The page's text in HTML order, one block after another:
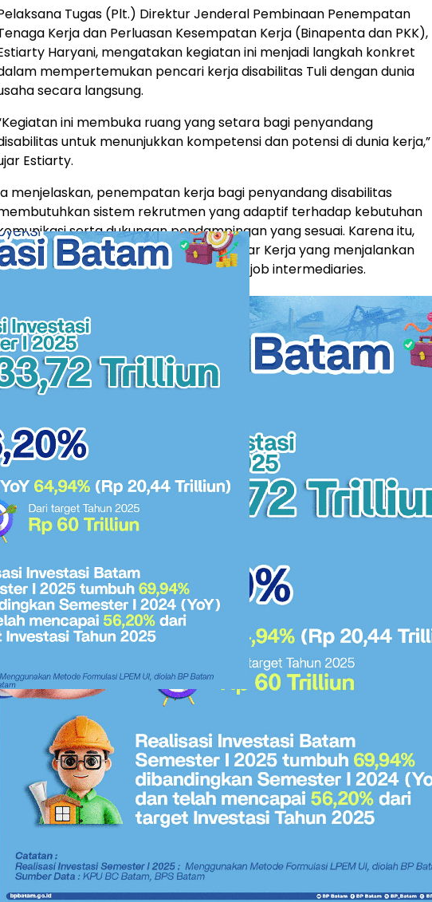
Tugas (Plt.) Direktur Jenderal Pembinaan Penempatan
Kerja dan Perluasan Kesempatan Kerja (Binapenta dan PKK),
Haryani, mengatakan kegiatan ini menjadi langkah konkret
mempertemukan pencari kerja disabilitas Tuli dengan dunia
secara langsung.
ini membuka ruang yang setara bagi penyandang
untuk menunjukkan kompetensi dan potensi di dunia kerja,”
Estiarty.
menjelaskan, penempatan kerja bagi penyandang disabilitas
sistem rekrutmen yang adaptif terhadap kebutuhan
serta dukungan pendampingan yang sesuai. Karena itu,
memperkuat peran Pengantar Kerja yang menjalankan
job matching, job counselling, dan job intermediaries.